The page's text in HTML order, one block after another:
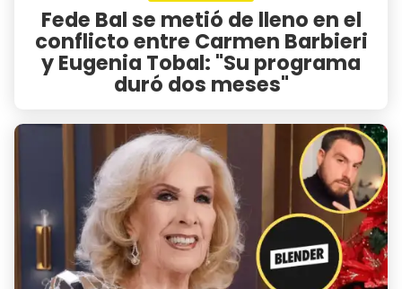
Fede Bal se metió de lleno en el
conflicto entre Carmen Barbieri
y Eugenia Tobal: "Su programa
duró dos meses"